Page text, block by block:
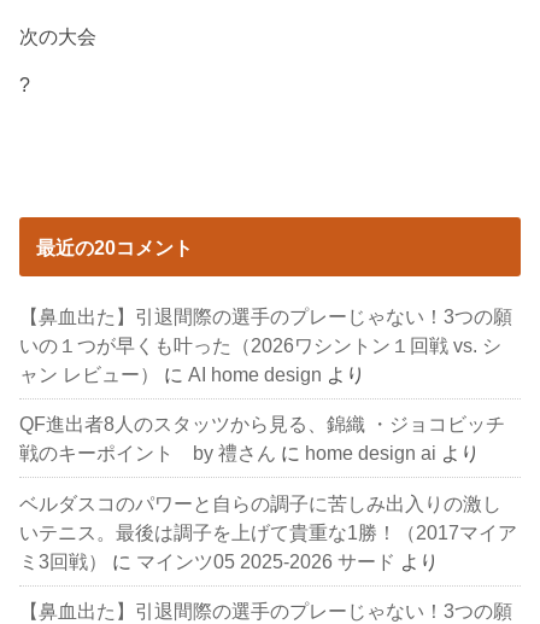
次の大会
?
最近の20コメント
【鼻血出た】引退間際の選手のプレーじゃない！3つの願
いの１つが早くも叶った（2026ワシントン１回戦 vs. シ
ャン レビュー）
にAI home design より
QF進出者8人のスタッツから見る、錦織 ・ジョコビッチ
戦のキーポイント by 禮さん に home design ai より
ベルダスコのパワーと自らの調子に苦しみ出入りの激し
いテニス。最後は調子を上げて貴重な1勝！（2017マイア
ミ3回戦）
に マインツ05 2025-2026 サード より
【鼻血出た】引退間際の選手のプレーじゃない！3つの願